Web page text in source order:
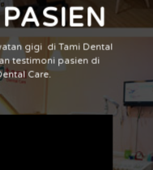
gigi di Tami Dental
testimoni pasien di
Care.